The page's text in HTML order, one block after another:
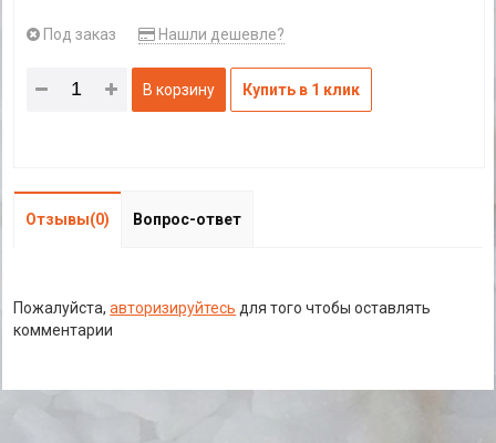
Под заказ Нашли дешевле?
В корзину Купить в 1 клик
Отзывы(0) Вопрос-ответ
Пожалуйста,авторизируйтесь для того чтобы оставлять
комментарии